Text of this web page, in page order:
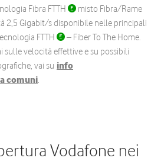
Fibra FTTH
misto Fibra/Rame
2,5 Gigabit/s disponibile nelle principali
FTTH
– Fiber To The Home.
sulle velocità effettive e su possibili
vai su info
comuni.
Vodafone nei